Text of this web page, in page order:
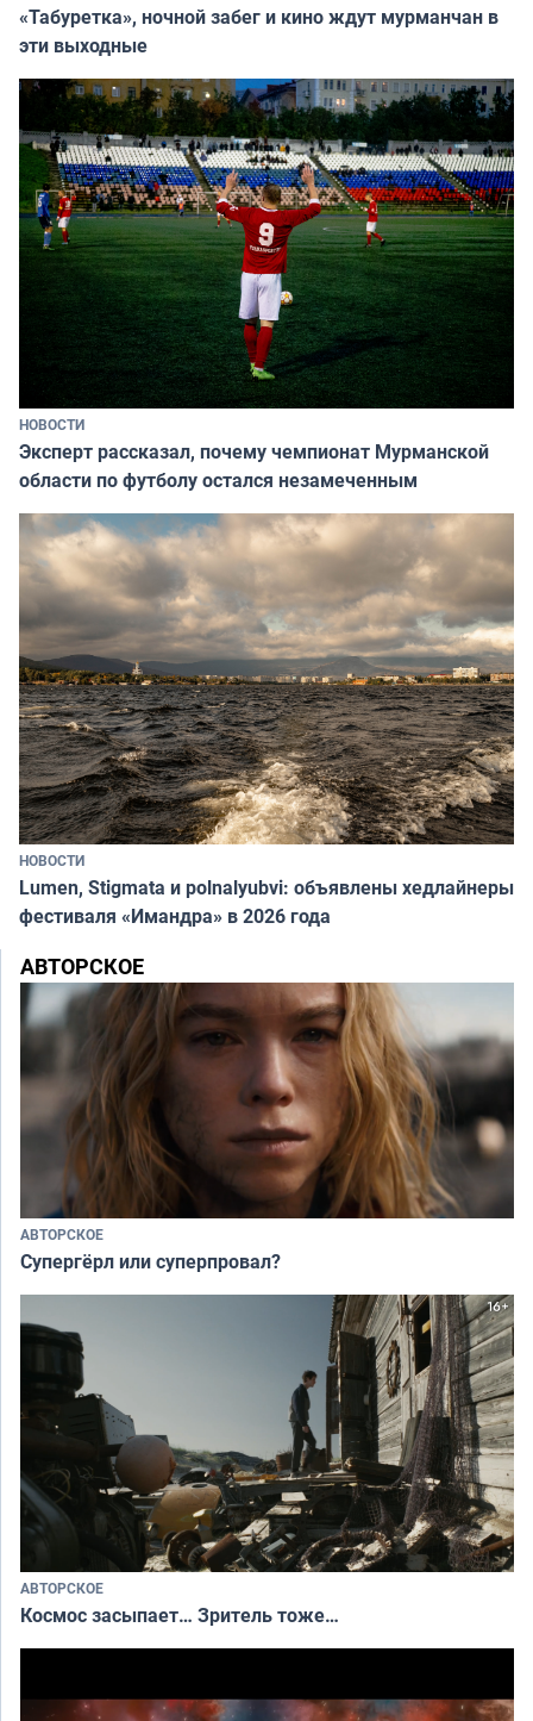
«Табуретка», ночной забег и кино ждут мурманчан в
эти выходные
НОВОСТИ
Эксперт рассказал, почему чемпионат Мурманской
области по футболу остался незамеченным
НОВОСТИ
Lumen, Stigmata и polnalyubvi: объявлены хедлайнеры
фестиваля «Имандра» в 2026 года
АВТОРСКОЕ
АВТОРСКОЕ
Супергёрл или суперпровал?
АВТОРСКОЕ
Космос засыпает… Зритель тоже…